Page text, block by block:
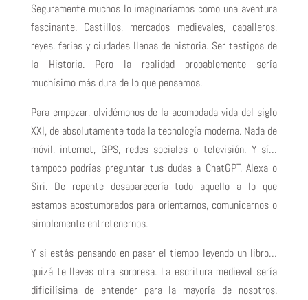
Seguramente muchos lo imaginaríamos como una aventura
fascinante. Castillos, mercados medievales, caballeros,
reyes, ferias y ciudades llenas de historia. Ser testigos de
la Historia. Pero la realidad probablemente sería
muchísimo más dura de lo que pensamos.
Para empezar, olvidémonos de la acomodada vida del siglo
XXI, de absolutamente toda la tecnología moderna. Nada de
móvil, internet, GPS, redes sociales o televisión. Y sí…
tampoco podrías preguntar tus dudas a ChatGPT, Alexa o
Siri. De repente desaparecería todo aquello a lo que
estamos acostumbrados para orientarnos, comunicarnos o
simplemente entretenernos.
Y si estás pensando en pasar el tiempo leyendo un libro…
quizá te lleves otra sorpresa. La escritura medieval sería
dificilísima de entender para la mayoría de nosotros.